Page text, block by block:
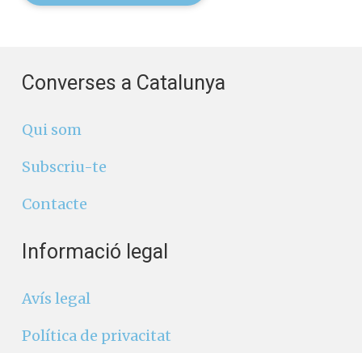
Converses a Catalunya
Qui som
Subscriu-te
Contacte
Informació legal
Avís legal
Política de privacitat